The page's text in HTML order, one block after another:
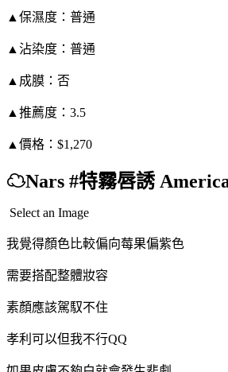
▲保濕度：普通
▲沾染度：普通
▲成膜：否
▲推薦度：3.5
▲價格：$1,270
☁Nars #特霧唇誘
Select an Image
我覺得顏色比較偏向莓果偏紫色
需要搭配整體妝容
素顏應該駕馭不住
孝利可以但我不行QQ